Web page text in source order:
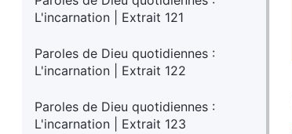
L'incarnation | Extrait 121
Paroles de Dieu quotidiennes :
L'incarnation | Extrait 122
Paroles de Dieu quotidiennes :
L'incarnation | Extrait 123